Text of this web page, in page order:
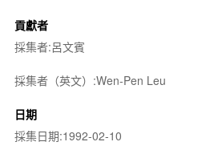
貢獻者
採集者:呂文賓
採集者（英文）:Wen-Pen Leu
日期
採集日期:1992-02-10